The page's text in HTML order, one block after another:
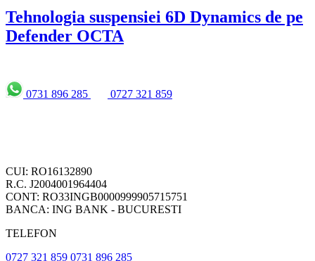
Tehnologia suspensiei 6D Dynamics de pe
Defender OCTA
0731 896 285 0727 321 859
CUI: RO16132890
R.C. J2004001964404
CONT: RO33INGB0000999905715751
BANCA: ING BANK - BUCURESTI
TELEFON
0727 321 859 0731 896 285